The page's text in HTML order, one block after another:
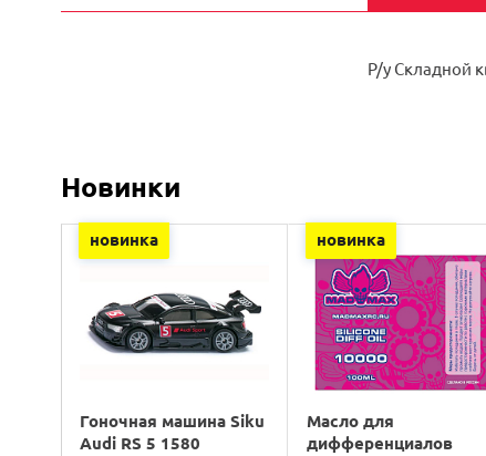
Р/у Складной
Новинки
новинка
Гоночная машина Siku
Audi RS 5 1580
новинка
Масло для
дифференциалов